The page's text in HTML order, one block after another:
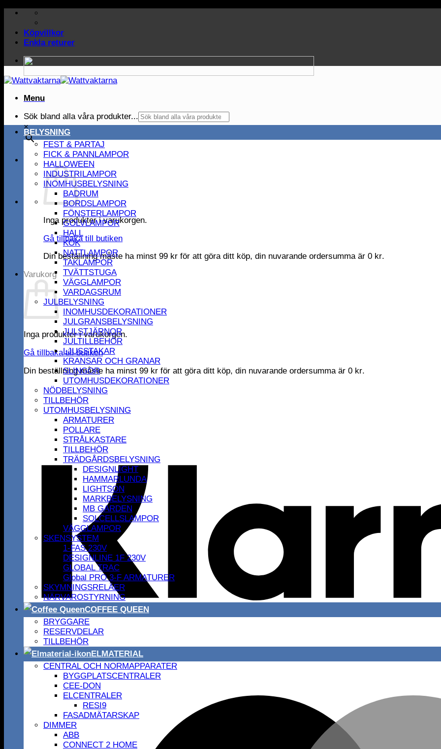
Skip
contentKöpvillkor
Enkla returer
Menu
Sök bland alla våra produkter...
×
Inga produkter i varukorgen.
Gå tillbaka till butiken
Din beställning måste ha minst 99 kr för att göra ditt köp, din nuvarande ordersumma är 0 kr.
Varukorg
Inga produkter i varukorgen.
Gå tillbaka till butiken
Din beställning måste ha minst 99 kr för att göra ditt köp, din nuvarande ordersumma är 0 kr.
BELYSNING
FEST & PARTAJ
FICK & PANNLAMPOR
HALLOWEEN
INDUSTRILAMPOR
INOMHUSBELYSNING
BADRUM
BORDSLAMPOR
FÖNSTERLAMPOR
GOLVLAMPOR
HALL
KÖK
NATTLAMPOR
TAKLAMPOR
TVÄTTSTUGA
VÄGGLAMPOR
VARDAGSRUM
JULBELYSNING
INOMHUSDEKORATIONER
JULGRANSBELYSNING
JULSTJÄRNOR
JULTILLBEHÖR
LJUSSTAKAR
KRANSAR OCH GRANAR
SLINGOR
UTOMHUSDEKORATIONER
NÖDBELYSNING
TILLBEHÖR
UTOMHUSBELYSNING
ARMATURER
POLLARE
STRÅLKASTARE
TILLBEHÖR
TRÄDGÅRDSBELYSNING
DESIGNLIGHT
HAMMARLUNDA
LIGHTSON
MARKBELYSNING
MB GARDEN
SOLCELLSLAMPOR
VÄGGLAMPOR
SKENSYSTEM
1-FAS 230V
DESIGNLINE 1F 230V
GLOBAL TRAC
Global PRO 3-F ARMATURER
SKYMNINGSRELÄER
NÄRVAROSTYRNING
COFFEE QUEEN
BRYGGARE
RESERVDELAR
TILLBEHÖR
ELMATERIAL
CENTRAL OCH NORMAPPARATER
BYGGPLATSCENTRALER
CEE-DON
ELCENTRALER
RESI9
FASADMÄTARSKAP
DIMMER
ABB
CONNECT 2 HOME